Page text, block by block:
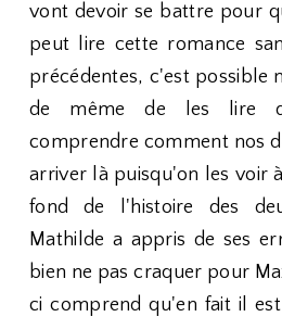
vont devoir se battre pour
peut lire cette romance
précédentes, c'est possible
de même de les lire
comprendre comment nos
arriver là puisqu'on les voir
fond de l'histoire des
Mathilde a appris de ses
bien ne pas craquer pour
ci comprend qu'en fait il